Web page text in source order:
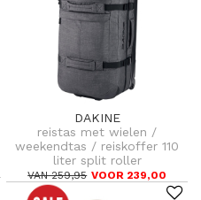
DAKINE
reistas met wielen /
weekendtas / reiskoffer 110
liter split roller
VAN 259,95 VOOR 239,00